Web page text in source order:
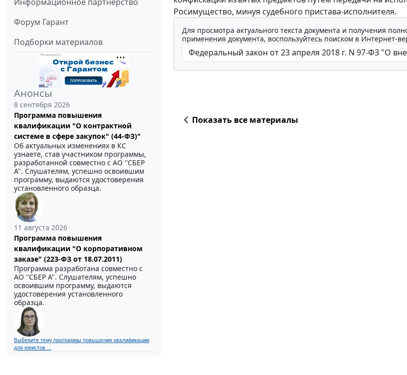
Форум Гарант
Подборки материалов
Анонсы
8 сентября 2026
Программа повышения
квалификации "О контрактной
системе в сфере закупок" (44-ФЗ)"
Об актуальных изменениях в КС
узнаете, став участником программы,
разработанной совместно с АО ''СБЕР
А". Слушателям, успешно освоившим
программу, выдаются удостоверения
установленного образца.
11 августа 2026
Программа повышения
квалификации "О корпоративном
заказе" (223-ФЗ от 18.07.2011)
Программа разработана совместно с
АО ''СБЕР А". Слушателям, успешно
освоившим программу, выдаются
удостоверения установленного
образца.
Выберите тему программы повышения квалификации
для юристов ...
Росимущество, минуя судебного пристава-исполнителя.
Для просмотра актуального текста документа и получения
применения документа, воспользуйтесь поиском в Интернет-
Показать все материалы